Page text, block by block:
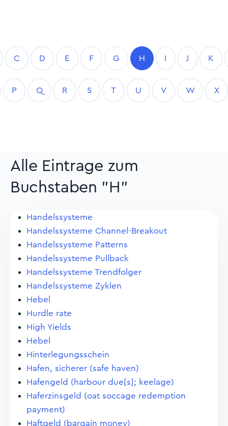
C D E F G H I J K
P Q R S T U V W X
Alle Eintrage zum
Buchstaben "H"
Handelssysteme
Handelssysteme Channel-Breakout
Handelssysteme Patterns
Handelssysteme Pullback
Handelssysteme Trendfolger
Handelssysteme Zyklen
Hebel
Hurdle rate
High Yields
Hebel
Hinterlegungsschein
Hafen, sicherer (safe haven)
Hafengeld (harbour due[s]; keelage)
Haferzinsgeld (oat soccage redemption
payment)
Haftgeld (bargain money)